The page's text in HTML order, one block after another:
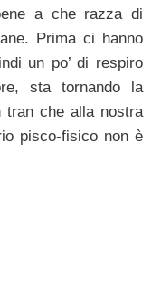
a che razza di
Prima ci hanno
un po’ di respiro
sta tornando la
tran che alla nostra
pisco-fisico non è